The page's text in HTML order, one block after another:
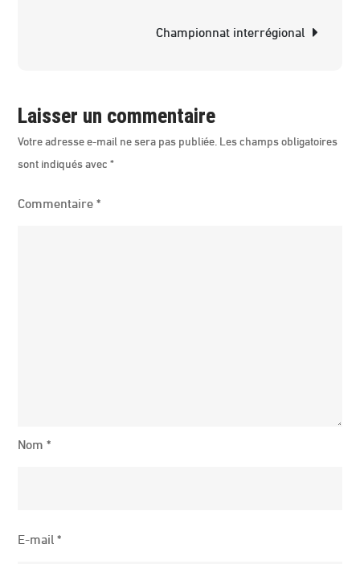
Championnat interrégional
Laisser un commentaire
Votre adresse e-mail ne sera pas publiée. Les champs obligatoires
sont indiqués avec*
Commentaire*
Nom*
E-mail*